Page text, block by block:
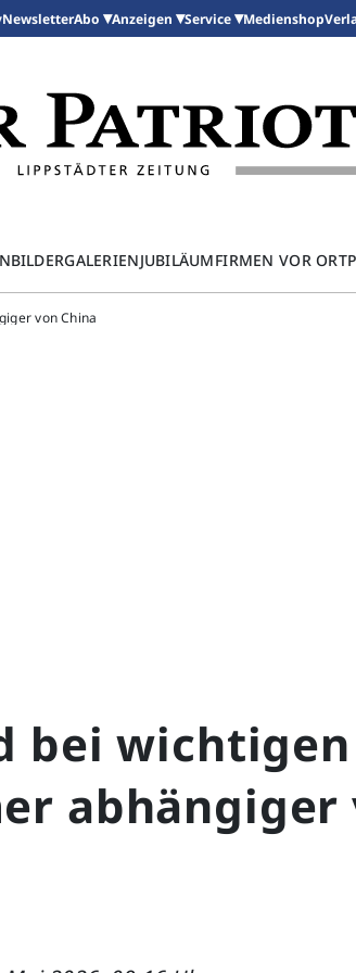
NewsletterAbo Anzeigen Service Medienshop
BILDERGALERIENJUBILÄUMFIRMEN VOR ORT
von China
bei wichtigen
abhängiger